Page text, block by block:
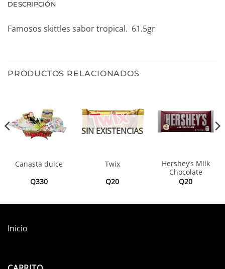
DESCRIPCIÓN
Famosos skittles sabor tropical. 61.5gr
PRODUCTOS RELACIONADOS
Canasta dulce
Q330
SIN EXISTENCIAS
Twix
Q20
Hershey’s Milk
Chocolate
Q20
Inicio